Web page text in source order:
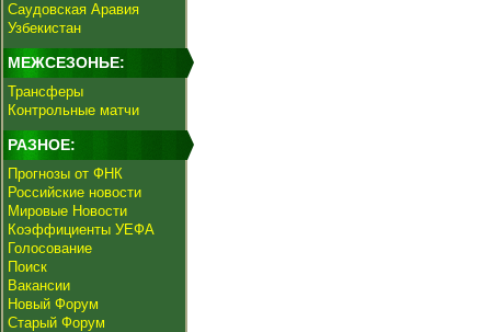
Саудовская Аравия
Узбекистан
МЕЖСЕЗОНЬЕ:
Трансферы
Контрольные матчи
РАЗНОЕ:
Прогнозы от ФНК
Российские новости
Мировые Новости
Коэффициенты УЕФА
Голосование
Поиск
Вакансии
Новый Форум
Старый Форум